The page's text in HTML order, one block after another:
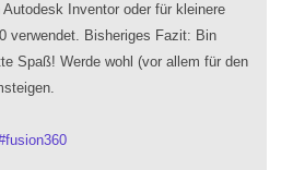
Inventor oder für kleinere
verwendet. Bisheriges Fazit: Bin
Spaß! Werde wohl (vor allem für den
fusion360